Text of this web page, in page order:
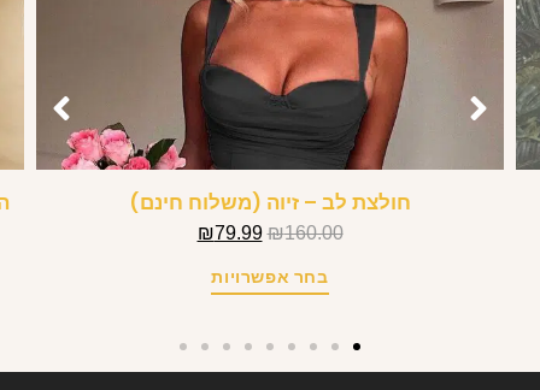
חולצת לב – זיוה (משלוח חינם)
₪160.00
₪79.99
בחר אפשרויות